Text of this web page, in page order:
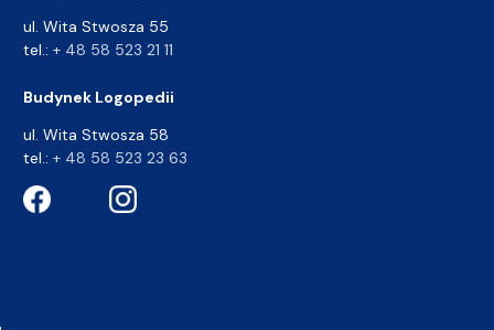
ul. Wita Stwosza 55
tel.: + 48 58 523 21 11
Budynek Logopedii
ul. Wita Stwosza 58
tel.: + 48 58 523 23 63